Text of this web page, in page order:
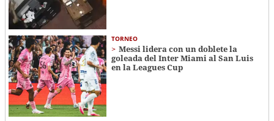
TORNEO
Messi lidera con un doblete la
goleada del Inter Miami al San Luis
en la Leagues Cup